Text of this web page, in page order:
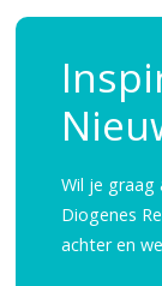
Wil je graag
Diogenes
achter en